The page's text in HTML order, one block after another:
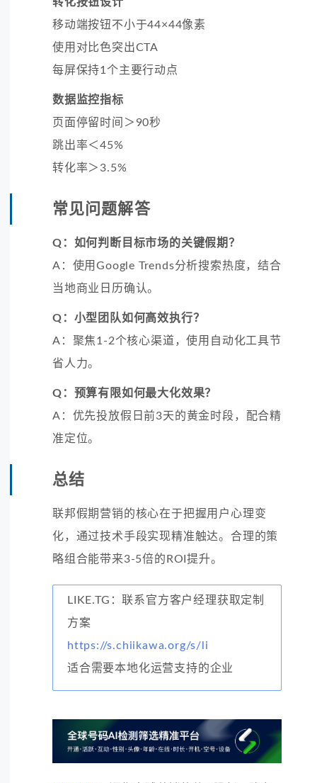
移动端按钮不小于44×44像素
使用对比色突出CTA
每屏保持1个主要行动点
数据监控指标
页面停留时间＞90秒
跳出率＜45%
转化率＞3.5%
常见问题解答
Q：如何判断目标市场的关键假期？
A：使用Google Trends分析搜索热度，结合
当地商业日历确认。
Q：小型团队如何高效执行？
A：聚焦1-2个核心渠道，使用自动化工具节
省人力。
Q：预算有限如何最大化效果？
A：优先投放假日前3天的黄金时段，配合精
准定位。
总结
联邦假期营销的核心在于把握用户心理变
化，通过技术手段实现精准触达。合理的策
略组合能带来3-5倍的ROI提升。
LIKE.TG：联系官方客户经理获取定制
方案
https://s.chiikawa.org/s/li
适合需要本地化运营支持的企业